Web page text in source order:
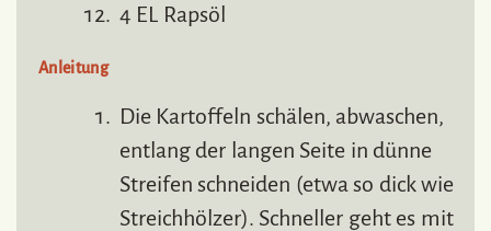
4 EL Rapsöl
Anleitung
Die Kartoffeln schälen, abwaschen,
entlang der langen Seite in dünne
Streifen schneiden (etwa so dick wie
Streichhölzer). Schneller geht es mit